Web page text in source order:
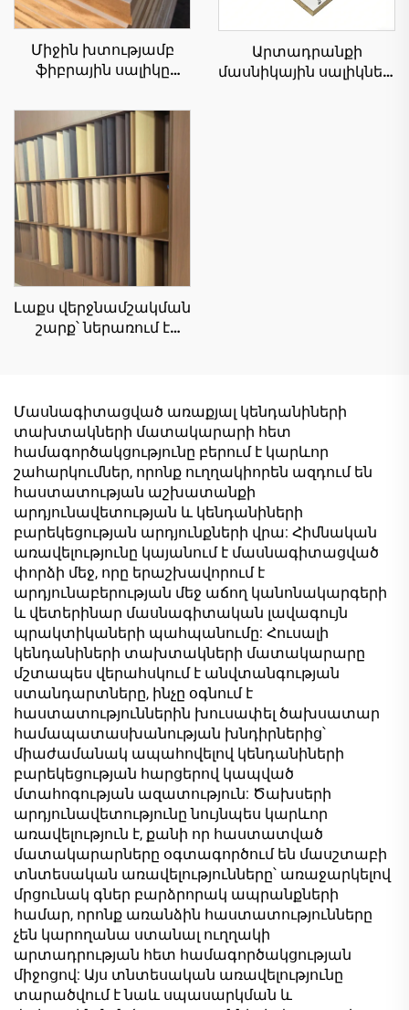
Միջին խտությամբ
ֆիբրային սալիկը
և մեբելային
վահանակների,
ինչպես նաև
փաթեթավորման
սալիկների համար
պատրաստված
ճարտարապետական
փայտե արտադրանք
է, որը ստացվում է
փայտի կամ այլ
բուսական
մանրաթելերից
Արտադրանքի
մասնիկային սալիկներ՝
Լաքս վերջնամշակման
շարք՝ ներառում է
համաժամանակյա
փայտի մակերեսի
շարքը և արևելյան
պոետիկ
մետաղագույն շարքը՝
MDF-ի,
չипատախտակի,
մասնիկային
տախտակի,
ֆաներայի և
բլոկտախտակի
համար
Մասնագիտացված առաքյալ կենդանիների
տախտակների մատակարարի հետ
համագործակցությունը բերում է կարևոր
շահարկումներ, որոնք ուղղակիորեն ազդում են
հաստատության աշխատանքի
արդյունավետության և կենդանիների
բարեկեցության արդյունքների վրա: Հիմնական
առավելությունը կայանում է մասնագիտացված
փորձի մեջ, որը երաշխավորում է
արդյունաբերության մեջ աճող կանոնակարգերի
և վետերինար մասնագիտական լավագույն
պրակտիկաների պահպանումը: Հուսալի
կենդանիների տախտակների մատակարարը
մշտապես վերահսկում է անվտանգության
ստանդարտները, ինչը օգնում է
հաստատություններին խուսափել ծախսատար
համապատասխանության խնդիրներից՝
միաժամանակ ապահովելով կենդանիների
բարեկեցության հարցերով կապված
մտահոգության ազատություն: Ծախսերի
արդյունավետությունը նույնպես կարևոր
առավելություն է, քանի որ հաստատված
մատակարարները օգտագործում են մասշտաբի
տնտեսական առավելությունները՝ առաջարկելով
մրցունակ գներ բարձրորակ ապրանքների
համար, որոնք առանձին հաստատությունները
չեն կարողանա ստանալ ուղղակի
արտադրության հետ համագործակցության
միջոցով: Այս տնտեսական առավելությունը
տարածվում է նաև սպասարկման և